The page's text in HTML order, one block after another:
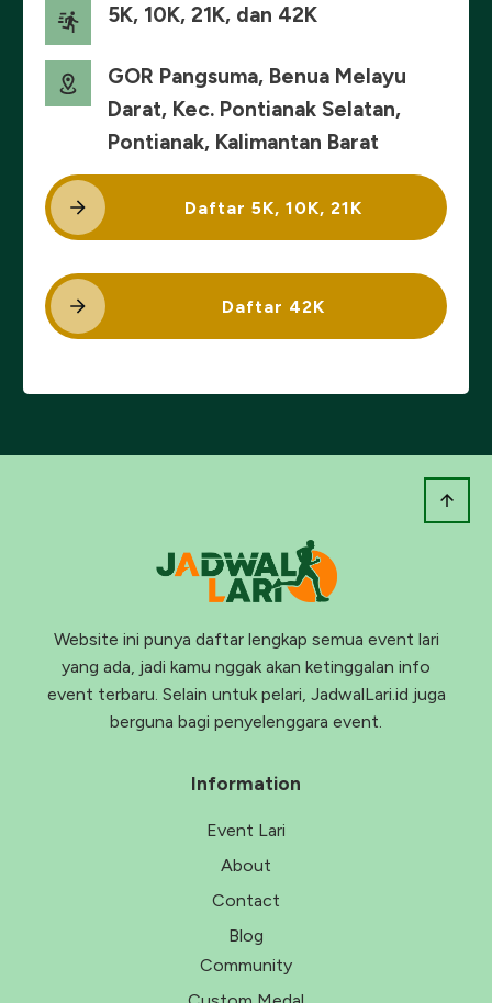
5K, 10K, 21K, dan 42K
GOR Pangsuma, Benua Melayu
Darat, Kec. Pontianak Selatan,
Pontianak, Kalimantan Barat
Daftar 5K, 10K, 21K
Daftar 42K
Website ini punya daftar lengkap semua event lari
yang ada, jadi kamu nggak akan ketinggalan info
event terbaru. Selain untuk pelari, JadwalLari.id juga
berguna bagi penyelenggara event.
Information
Event Lari
About
Contact
Blog
Community